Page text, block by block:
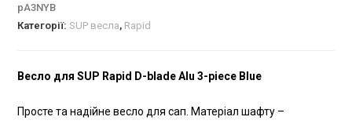
pA3NYB
Категорії:SUP весла, Rapid
Весло для SUP Rapid D-blade Alu 3-piece Blue
Просте та надійне весло для сап. Матеріал шафту –